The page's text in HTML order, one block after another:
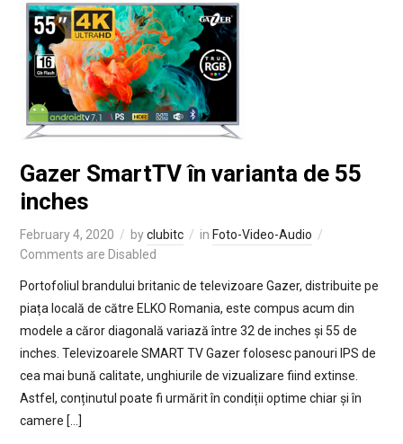
Gazer SmartTV în varianta de 55
inches
February 4, 2020 byclubitc in Foto-Video-Audio
Comments are Disabled
Portofoliul brandului britanic de televizoare Gazer, distribuite pe
piața locală de către ELKO Romania, este compus acum din
modele a căror diagonală variază între 32 de inches și 55 de
inches. Televizoarele SMART TV Gazer folosesc panouri IPS de
cea mai bună calitate, unghiurile de vizualizare fiind extinse.
Astfel, conținutul poate fi urmărit în condiții optime chiar și în
camere […]